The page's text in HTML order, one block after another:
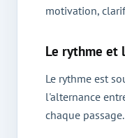
motivation,
Le rythme et
Le rythme est
l'alternance
chaque